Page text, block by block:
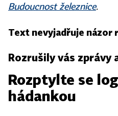
Budoucnost železnice.
Text nevyjadřuje názor
Rozrušily vás
Rozptylte se
hádankou